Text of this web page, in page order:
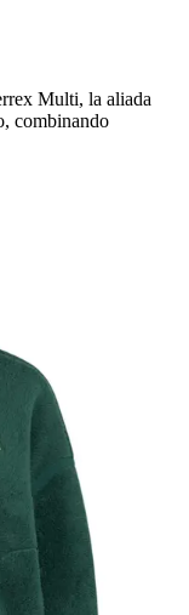
Multi, la aliada
combinando